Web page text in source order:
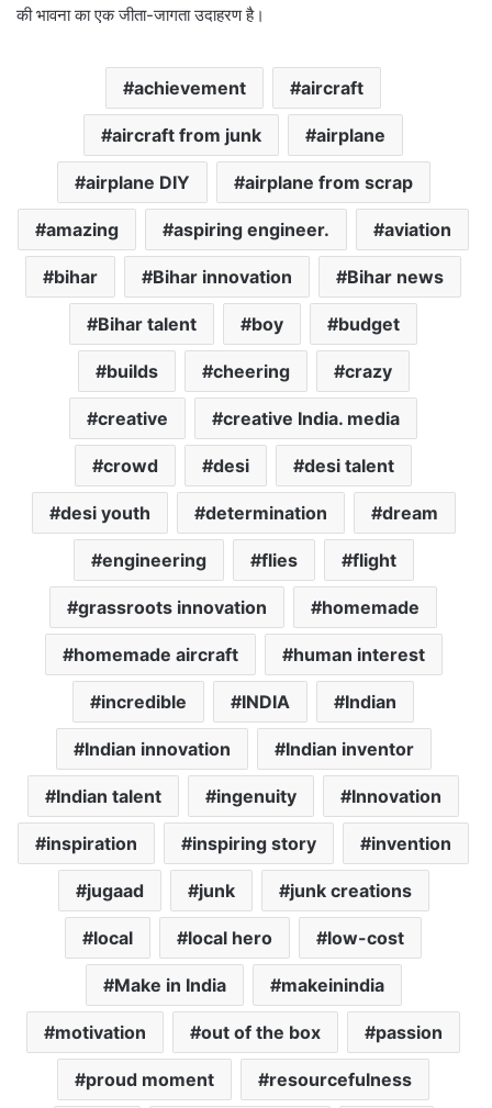
की भावना का एक जीता-जागता उदाहरण है।
achievement aircraft
aircraft from junk airplane
airplane DIY airplane from scrap
amazing aspiring engineer. aviation
bihar Bihar innovation Bihar news
Bihar talent boy budget
builds cheering crazy
creative creative India. media
crowd desi desi talent
desi youth determination dream
engineering flies flight
grassroots innovation homemade
homemade aircraft human interest
incredible INDIA Indian
Indian innovation Indian inventor
Indian talent ingenuity Innovation
inspiration inspiring story invention
jugaad junk junk creations
local local hero low-cost
Make in India makeinindia
motivation out of the box passion
proud moment resourcefulness